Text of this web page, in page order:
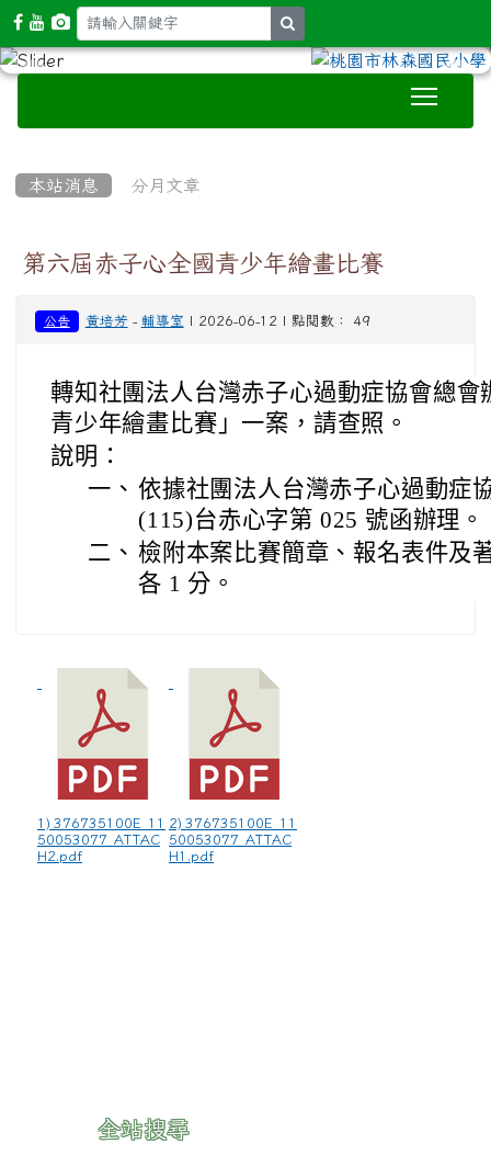
本站消息 分月文章
第六屆赤子心全國青少年繪畫比賽
公告 黃培芳 - 輔導室 | 2026-06-12 | 點閱數： 49
轉知社團法人台灣赤子心過動症協會總
青少年繪畫比賽」一案，請查照。
說明：
一、 依據社團法人台灣赤子心過動症
(115)台赤心字第 025 號函辦理。
二、 檢附本案比賽簡章、報名表件及
各 1 分。
1) 376735100E_11
50053077_ATTAC
H2.pdf
2) 376735100E_11
50053077_ATTAC
H1.pdf
全站搜尋